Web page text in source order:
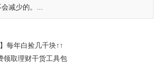
减少的。...
每年白捡几千块↑↑
领取理财干货工具包